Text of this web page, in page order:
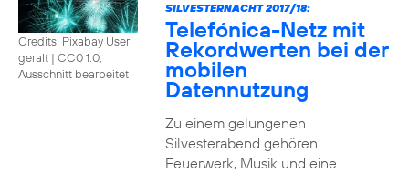
Credits: Pixabay User
geralt | CC0 1.0,
Ausschnitt bearbeitet
SILVESTERNACHT 2017/18:
Telefónica-Netz mit
Rekordwerten bei der
mobilen
Datennutzung
Zu einem gelungenen
Silvesterabend gehören
Feuerwerk, Musik und eine